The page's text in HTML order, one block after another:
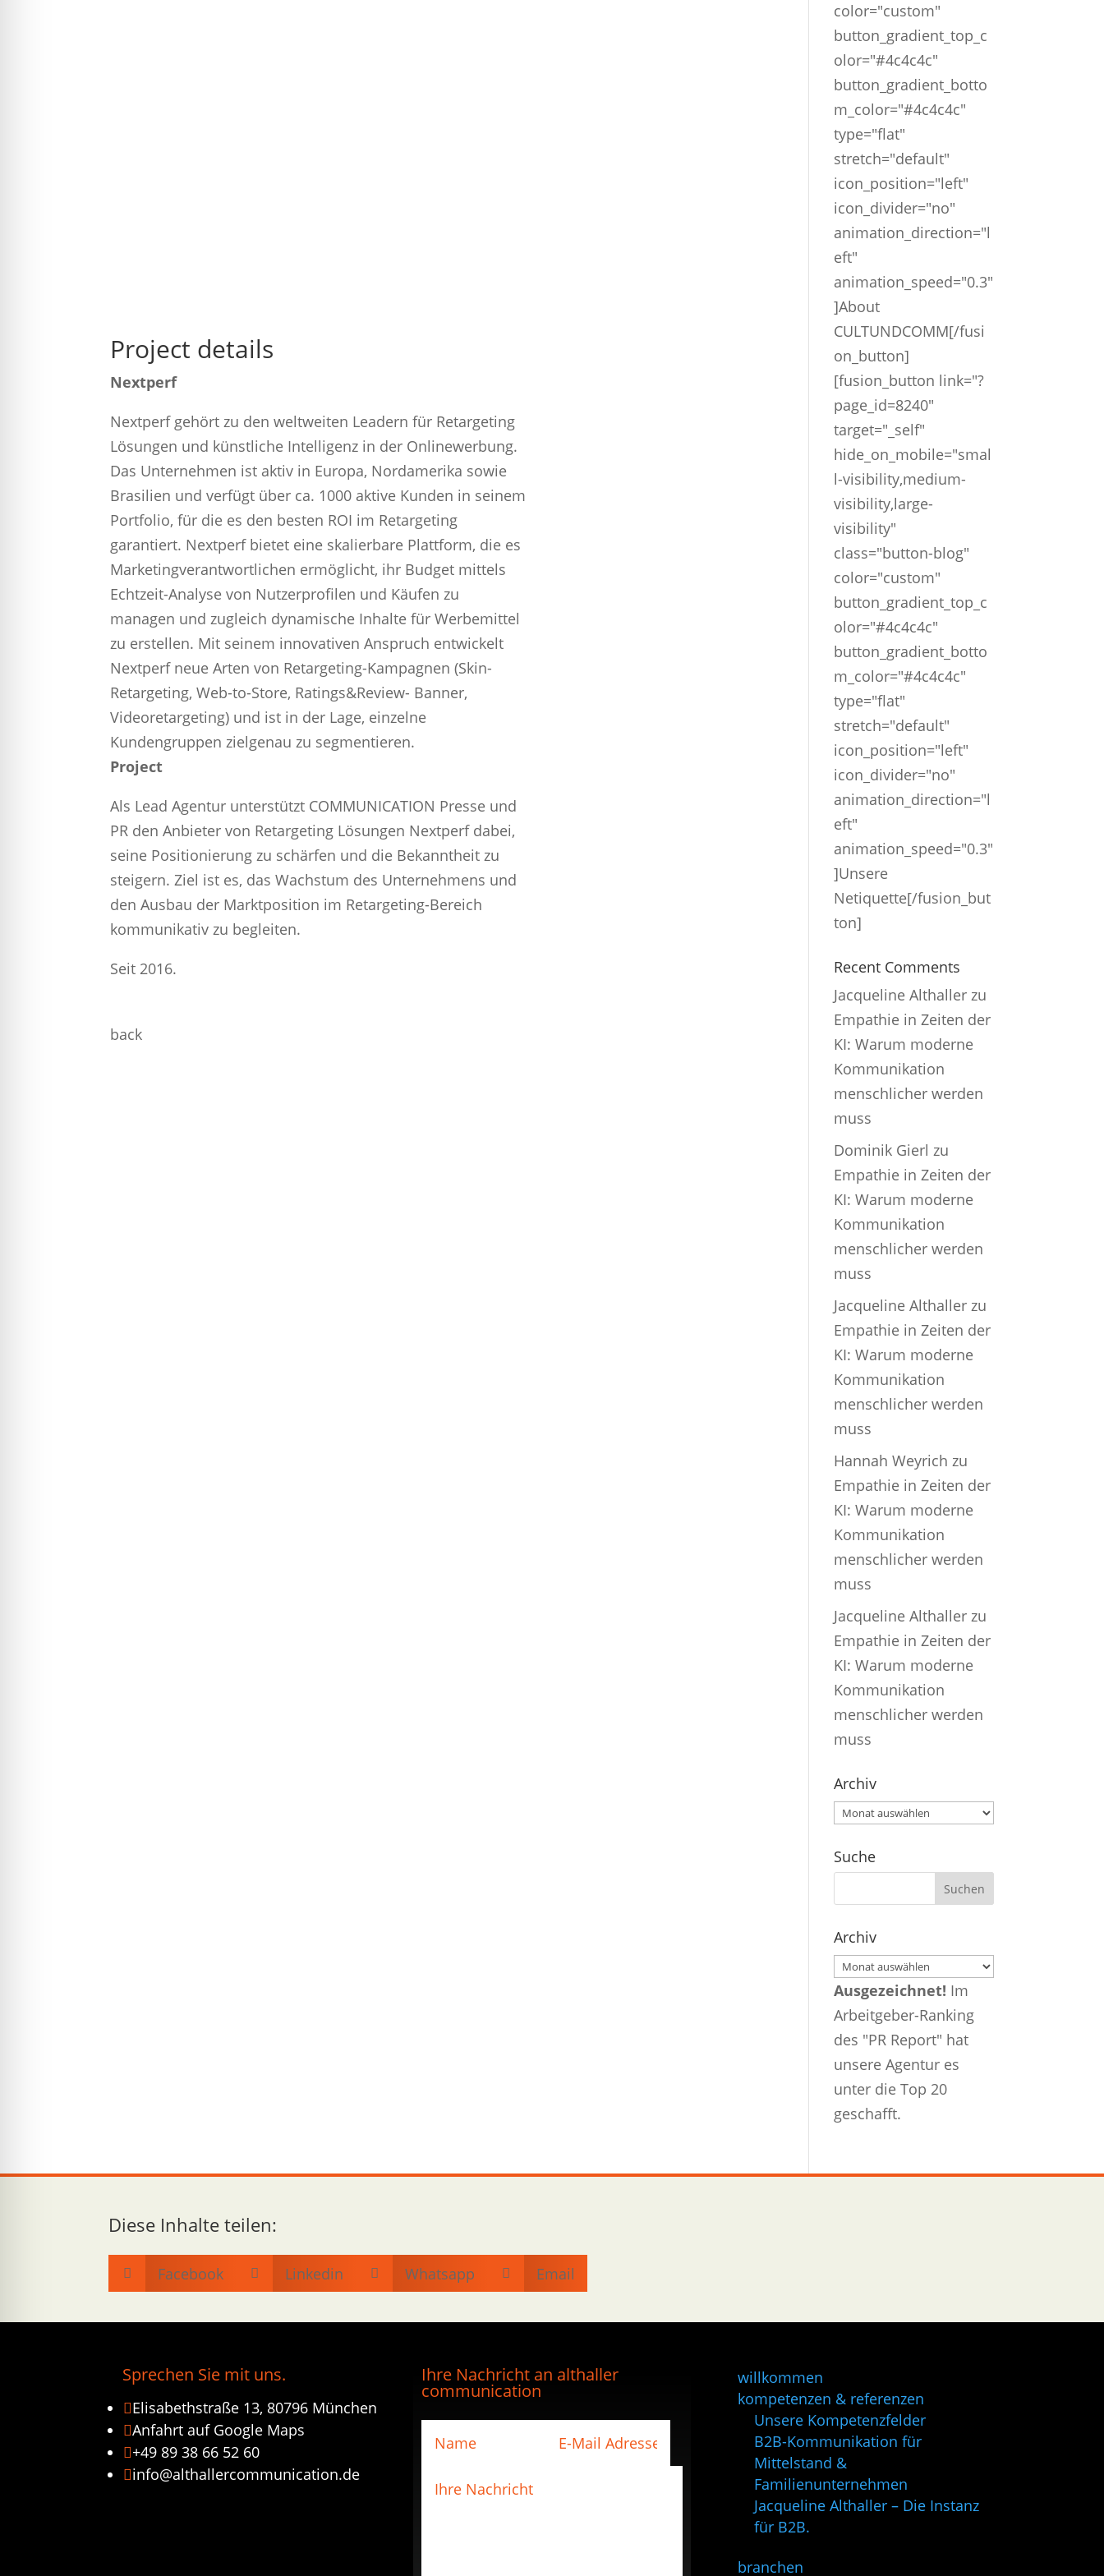
Project details
Nextperf
Nextperf gehört zu den weltweiten Leadern für Retargeting
Lösungen und künstliche Intelligenz in der Onlinewerbung.
Das Unternehmen ist aktiv in Europa, Nordamerika sowie
Brasilien und verfügt über ca. 1000 aktive Kunden in seinem
Portfolio, für die es den besten ROI im Retargeting
garantiert. Nextperf bietet eine skalierbare Plattform, die es
Marketingverantwortlichen ermöglicht, ihr Budget mittels
Echtzeit-Analyse von Nutzerprofilen und Käufen zu
managen und zugleich dynamische Inhalte für Werbemittel
zu erstellen. Mit seinem innovativen Anspruch entwickelt
Nextperf neue Arten von Retargeting-Kampagnen (Skin-
Retargeting, Web-to-Store, Ratings&Review- Banner,
Videoretargeting) und ist in der Lage, einzelne
Kundengruppen zielgenau zu segmentieren.
Project
Als Lead Agentur unterstützt COMMUNICATION Presse und
PR den Anbieter von Retargeting Lösungen Nextperf dabei,
seine Positionierung zu schärfen und die Bekanntheit zu
steigern. Ziel ist es, das Wachstum des Unternehmens und
den Ausbau der Marktposition im Retargeting-Bereich
kommunikativ zu begleiten.
Seit 2016.
back
color="custom"
button_gradient_top_c
olor="#4c4c4c"
button_gradient_botto
m_color="#4c4c4c"
type="flat"
stretch="default"
icon_position="left"
icon_divider="no"
animation_direction="l
eft"
animation_speed="0.3"
]About
CULTUNDCOMM[/fusi
on_button]
[fusion_button link="?
page_id=8240"
target="_self"
hide_on_mobile="smal
l-visibility,medium-
visibility,large-
visibility"
class="button-blog"
color="custom"
button_gradient_top_c
olor="#4c4c4c"
button_gradient_botto
m_color="#4c4c4c"
type="flat"
stretch="default"
icon_position="left"
icon_divider="no"
animation_direction="l
eft"
animation_speed="0.3"
]Unsere
Netiquette[/fusion_but
ton]
Recent Comments
Jacqueline Althaller zu
Empathie in Zeiten der
KI: Warum moderne
Kommunikation
menschlicher werden
muss
Dominik Gierl zu
Empathie in Zeiten der
KI: Warum moderne
Kommunikation
menschlicher werden
muss
Jacqueline Althaller zu
Empathie in Zeiten der
KI: Warum moderne
Kommunikation
menschlicher werden
muss
Hannah Weyrich zu
Empathie in Zeiten der
KI: Warum moderne
Kommunikation
menschlicher werden
muss
Jacqueline Althaller zu
Empathie in Zeiten der
KI: Warum moderne
Kommunikation
menschlicher werden
muss
Archiv
Archiv
Suche
Archiv
Archiv
Ausgezeichnet! Im
Arbeitgeber-Ranking
des "PR Report" hat
unsere Agentur es
unter die Top 20
geschafft.
Diese Inhalte teilen:
 Facebook  Linkedin  Whatsapp  Email
Sprechen Sie mit uns.
Elisabethstraße 13, 80796 München
Anfahrt auf Google Maps
+49 89 38 66 52 60
info@althallercommunication.de
Ihre Nachricht an althaller
communication
willkommen
kompetenzen & referenzen
Unsere Kompetenzfelder
B2B-Kommunikation für
Mittelstand &
Familienunternehmen
Jacqueline Althaller – Die Instanz
für B2B.
branchen